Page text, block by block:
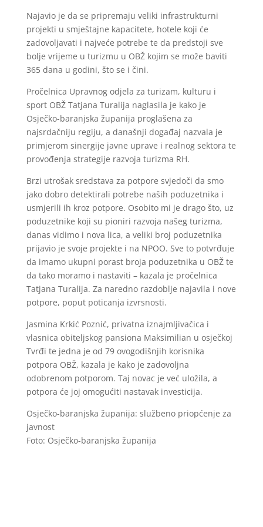
Najavio je da se pripremaju veliki infrastrukturni
projekti u smještajne kapacitete, hotele koji će
zadovoljavati i najveće potrebe te da predstoji sve
bolje vrijeme u turizmu u OBŽ kojim se može baviti
365 dana u godini, što se i čini.
Pročelnica Upravnog odjela za turizam, kulturu i
sport OBŽ Tatjana Turalija naglasila je kako je
Osječko-baranjska županija proglašena za
najsrdačniju regiju, a današnji događaj nazvala je
primjerom sinergije javne uprave i realnog sektora te
provođenja strategije razvoja turizma RH.
Brzi utrošak sredstava za potpore svjedoči da smo
jako dobro detektirali potrebe naših poduzetnika i
usmjerili ih kroz potpore. Osobito mi je drago što, uz
poduzetnike koji su pioniri razvoja našeg turizma,
danas vidimo i nova lica, a veliki broj poduzetnika
prijavio je svoje projekte i na NPOO. Sve to potvrđuje
da imamo ukupni porast broja poduzetnika u OBŽ te
da tako moramo i nastaviti – kazala je pročelnica
Tatjana Turalija. Za naredno razdoblje najavila i nove
potpore, poput poticanja izvrsnosti.
Jasmina Krkić Poznić, privatna iznajmljivačica i
vlasnica obiteljskog pansiona Maksimilian u osječkoj
Tvrđi te jedna je od 79 ovogodišnjih korisnika
potpora OBŽ, kazala je kako je zadovoljna
odobrenom potporom. Taj novac je već uložila, a
potpora će joj omogućiti nastavak investicija.
Osječko-baranjska županija: službeno priopćenje za
javnost
Foto: Osječko-baranjska županija